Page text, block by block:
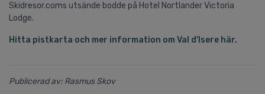
Skidresor.coms utsände bodde på Hotel Nortlander Victoria
Lodge.
Hitta pistkarta och mer information om Val d'Isere här.
Publicerad av: Rasmus Skov